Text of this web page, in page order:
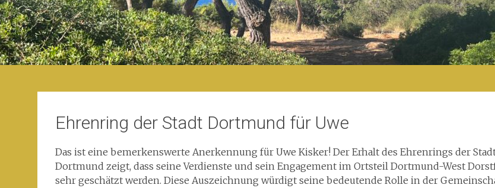
Ehrenring der Stadt Dortmund für Uwe
Das ist eine bemerkenswerte Anerkennung für Uwe Kisker! Der Erhalt des Ehrenrings der
Dortmund zeigt, dass seine Verdienste und sein Engagement im Ortsteil Dortmund-West
sehr geschätzt werden. Diese Auszeichnung würdigt seine bedeutende Rolle in der